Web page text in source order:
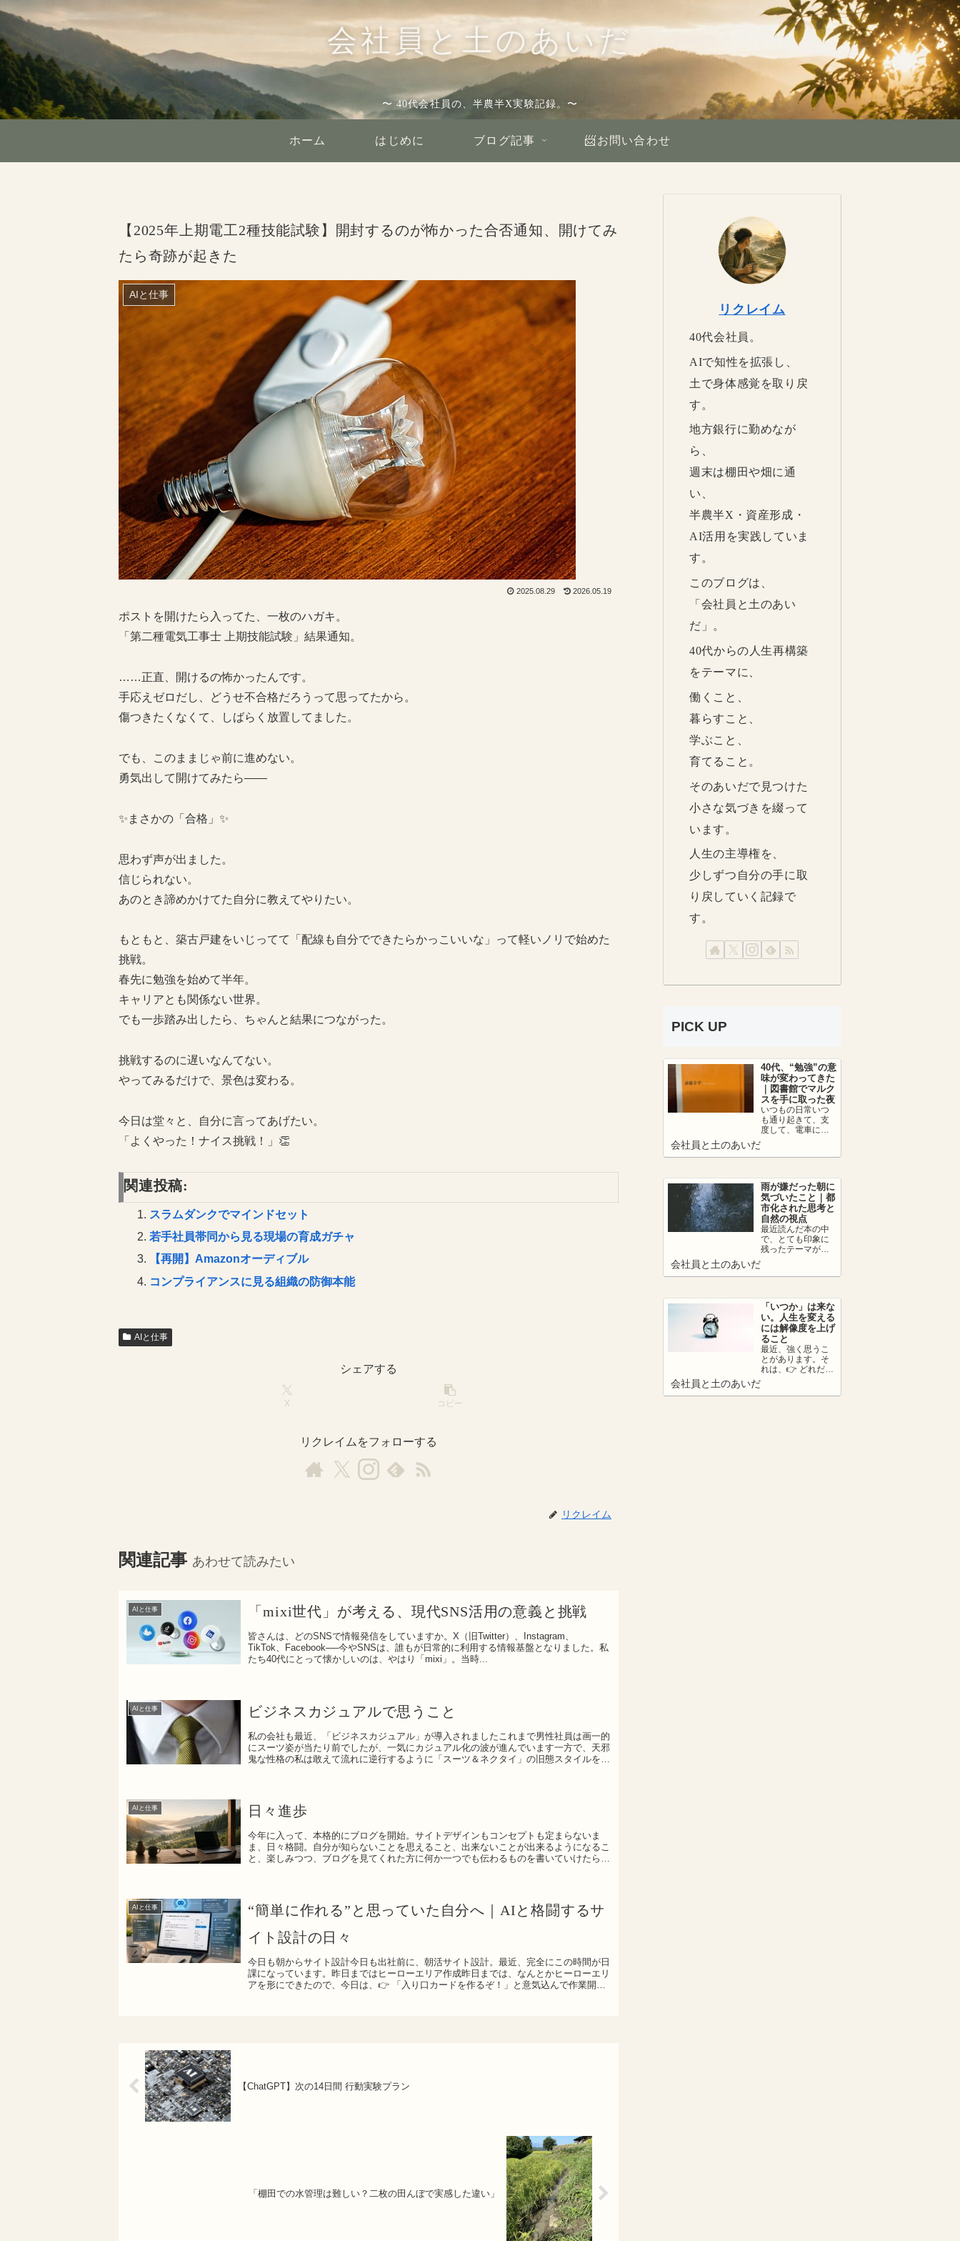
会社員と土のあいだ
〜 40代会社員の、半農半X実験記録。〜
ホーム はじめに ブログ記事 📨お問い合わせ
【2025年上期電工2種技能試験】開封するのが怖かった合否通知、開けてみ
たら奇跡が起きた
AIと仕事
2025.08.29 2026.05.19
ポストを開けたら入ってた、一枚のハガキ。
「第二種電気工事士 上期技能試験」結果通知。
……正直、開けるの怖かったんです。
手応えゼロだし、どうせ不合格だろうって思ってたから。
傷つきたくなくて、しばらく放置してました。
でも、このままじゃ前に進めない。
勇気出して開けてみたら——
✨まさかの「合格」✨
思わず声が出ました。
信じられない。
あのとき諦めかけてた自分に教えてやりたい。
もともと、築古戸建をいじってて「配線も自分でできたらかっこいいな」って軽いノリで始めた
挑戦。
春先に勉強を始めて半年。
キャリアとも関係ない世界。
でも一歩踏み出したら、ちゃんと結果につながった。
挑戦するのに遅いなんてない。
やってみるだけで、景色は変わる。
今日は堂々と、自分に言ってあげたい。
「よくやった！ナイス挑戦！」👏
関連投稿:
スラムダンクでマインドセット
若手社員帯同から見る現場の育成ガチャ
【再開】Amazonオーディブル
コンプライアンスに見る組織の防御本能
AIと仕事
シェアする
X コピー
リクレイムをフォローする
リクレイム
関連記事 あわせて読みたい
AIと仕事 「mixi世代」が考える、現代SNS活用の意義と挑戦
皆さんは、どのSNSで情報発信をしていますか。X（旧Twitter）、Instagram、
TikTok、Facebook──今やSNSは、誰もが日常的に利用する情報基盤となりました。私
たち40代にとって懐かしいのは、やはり「mixi」。当時...
AIと仕事 ビジネスカジュアルで思うこと
私の会社も最近、「ビジネスカジュアル」が導入されましたこれまで男性社員は画一的
にスーツ姿が当たり前でしたが、一気にカジュアル化の波が進んでいます一方で、天邪
鬼な性格の私は敢えて流れに逆行するように「スーツ＆ネクタイ」の旧態スタイルを貫
AIと仕事 日々進歩
今年に入って、本格的にブログを開始。サイトデザインもコンセプトも定まらないま
ま、日々格闘。自分が知らないことを思えること、出来ないことが出来るようになるこ
と、楽しみつつ、ブログを見てくれた方に何か一つでも伝わるものを書いていけたら、
AIと仕事
“簡単に作れる”と思っていた自分へ｜AIと格闘するサ
イト設計の日々
今日も朝からサイト設計今日も出社前に、朝活サイト設計。最近、完全にこの時間が日
課になっています。昨日まではヒーローエリア作成昨日までは、なんとかヒーローエリ
アを形にできたので、今日は、👉 「入り口カードを作るぞ！」と意気込んで作業開
【ChatGPT】次の14日間 行動実験プラン
「棚田での水管理は難しい？二枚の田んぼで実感した違い」
リクレイム
40代会社員。
AIで知性を拡張し、
土で身体感覚を取り戻
す。
地方銀行に勤めなが
ら、
週末は棚田や畑に通
い、
半農半X・資産形成・
AI活用を実践していま
す。
このブログは、
「会社員と土のあい
だ」。
40代からの人生再構築
をテーマに、
働くこと、
暮らすこと、
学ぶこと、
育てること。
そのあいだで見つけた
小さな気づきを綴って
います。
人生の主導権を、
少しずつ自分の手に取
り戻していく記録で
す。
PICK UP
40代、“勉強”の意
味が変わってきた
｜図書館でマルク
スを手に取った夜
いつもの日常いつ
も通り起きて、支
度して、電車に乗
って、朝カフェし
事を頑張って、帰
会社員と土のあいだ
雨が嫌だった朝に
気づいたこと｜都
市化された思考と
自然の視点
最近読んだ本の中
で、とても印象に
残ったテーマがあ
ります。それは、
ついて。人は便利
会社員と土のあいだ
「いつか」は来な
い。人生を変える
には解像度を上げ
ること
最近、強く思うこ
とがあります。そ
れは、👉 どれだけ
リアリティーを持
れているか。ここ
会社員と土のあいだ